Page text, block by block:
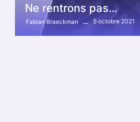
Ne rentrons pas…
Fabian Braeckman 5 octobre 2021